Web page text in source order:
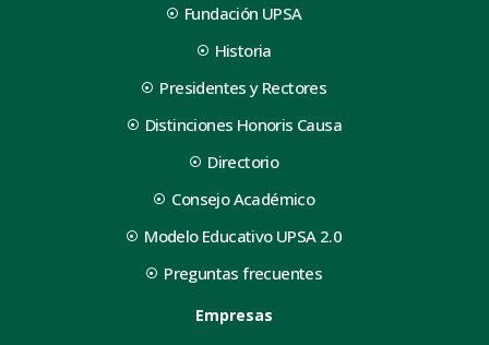
Fundación UPSA
Historia
Presidentes y Rectores
Distinciones Honoris Causa
Directorio
Consejo Académico
Modelo Educativo UPSA 2.0
Preguntas frecuentes
Empresas